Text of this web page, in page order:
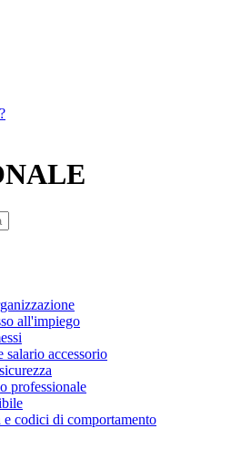
all'impiego
salario accessorio
professionale
codici di comportamento